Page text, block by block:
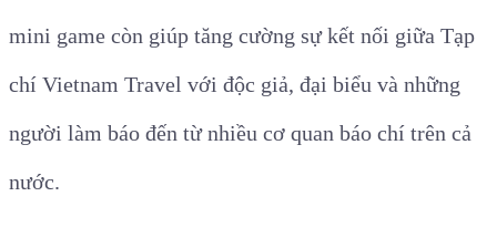
mini game còn giúp tăng cường sự kết nối giữa Tạp
chí Vietnam Travel với độc giả, đại biểu và những
người làm báo đến từ nhiều cơ quan báo chí trên cả
nước.